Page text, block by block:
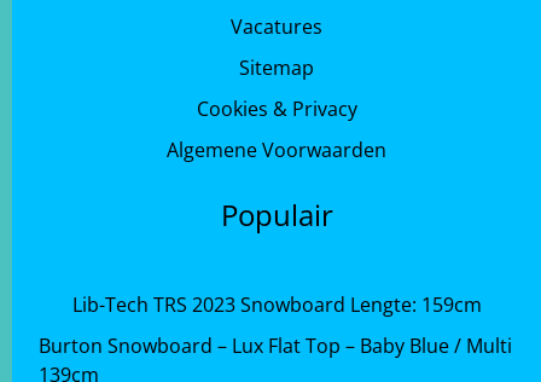
Vacatures
Sitemap
Cookies & Privacy
Algemene Voorwaarden
Populair
Lib-Tech TRS 2023 Snowboard Lengte: 159cm
Burton Snowboard – Lux Flat Top – Baby Blue / Multi
139cm